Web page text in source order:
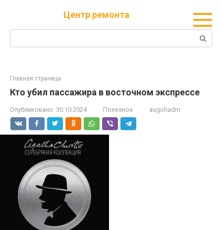
Центр ремонта
Поиск:
Главная страница
Кто убил пассажира в восточном экспрессе
Опубликовано: 30.10.2024 Полезное augohadm